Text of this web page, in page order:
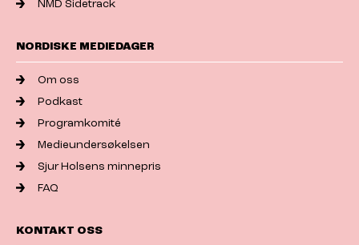
NMD Sidetrack
NORDISKE MEDIEDAGER
Om oss
Podkast
Programkomité
Medieundersøkelsen
Sjur Holsens minnepris
FAQ
KONTAKT OSS